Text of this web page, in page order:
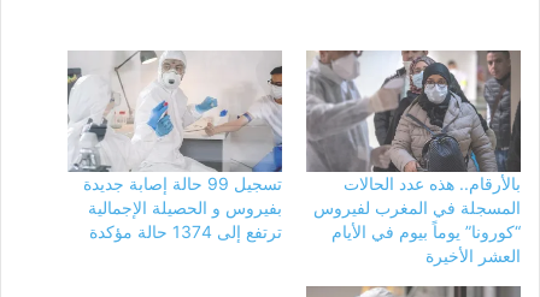
بالأرقام.. هذه عدد الحالات
المسجلة في المغرب لفيروس
“كورونا” يوماً بيوم في الأيام
العشر الأخيرة
تسجيل 99 حالة إصابة جديدة
بفيروس و الحصيلة الإجمالية
ترتفع إلى 1374 حالة مؤكدة